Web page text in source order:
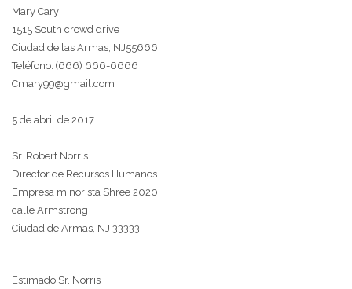
Mary Cary
1515 South crowd drive
Ciudad de las Armas, NJ55666
Teléfono: (666) 666-6666
Cmary99@gmail.com
5 de abril de 2017
Sr. Robert Norris
Director de Recursos Humanos
Empresa minorista Shree 2020
calle Armstrong
Ciudad de Armas, NJ 33333
Estimado Sr. Norris